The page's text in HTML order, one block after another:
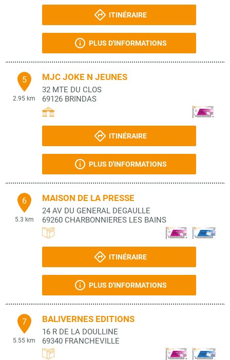
ITINÉRAIRE
PLUS D'INFORMATIONS
5
2.95 km
MJC JOKE N JEUNES
32 MTE DU CLOS
69126 BRINDAS
ITINÉRAIRE
PLUS D'INFORMATIONS
6
5.3 km
MAISON DE LA PRESSE
24 AV DU GENERAL DEGAULLE
69260 CHARBONNIERES LES BAINS
ITINÉRAIRE
PLUS D'INFORMATIONS
7
5.55 km
BALIVERNES EDITIONS
16 R DE LA DOULLINE
69340 FRANCHEVILLE